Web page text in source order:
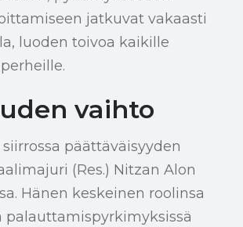
jatkuvat vakaasti
luoden toivoa kaikille
vaihto
päättäväisyyden
(Res.) Nitzan Alon
Hänen keskeinen roolinsa
palauttamispyrkimyksissä